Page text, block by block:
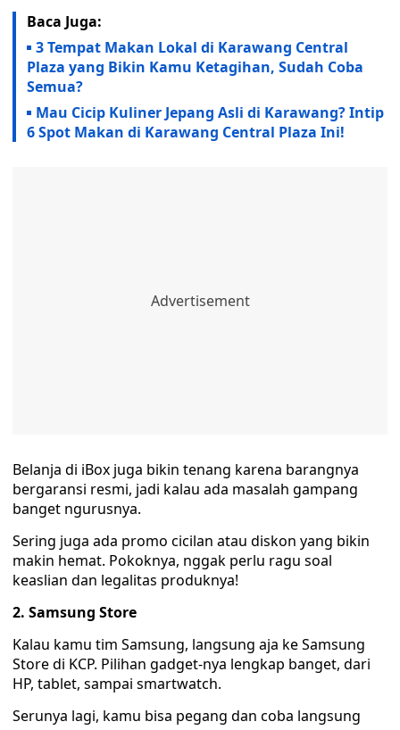
Baca Juga:
3 Tempat Makan Lokal di Karawang Central
Plaza yang Bikin Kamu Ketagihan, Sudah Coba
Semua?
Mau Cicip Kuliner Jepang Asli di Karawang? Intip
6 Spot Makan di Karawang Central Plaza Ini!
Belanja di iBox juga bikin tenang karena barangnya
bergaransi resmi, jadi kalau ada masalah gampang
banget ngurusnya.
Sering juga ada promo cicilan atau diskon yang bikin
makin hemat. Pokoknya, nggak perlu ragu soal
keaslian dan legalitas produknya!
2. Samsung Store
Kalau kamu tim Samsung, langsung aja ke Samsung
Store di KCP. Pilihan gadget-nya lengkap banget, dari
HP, tablet, sampai smartwatch.
Serunya lagi, kamu bisa pegang dan coba langsung